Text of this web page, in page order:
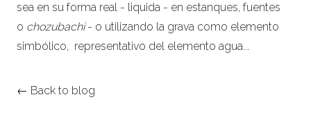
sea en su forma real - liquida - en estanques, fuentes
o chozubachi- o utilizando la grava como elemento
simbólico, representativo del elemento agua...
← Back to blog